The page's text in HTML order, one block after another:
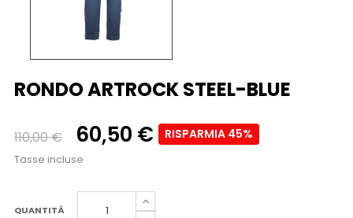
RONDO ARTROCK STEEL-BLUE
110,00 € 60,50 € RISPARMIA 45%
Tasse incluse
QUANTITÀ